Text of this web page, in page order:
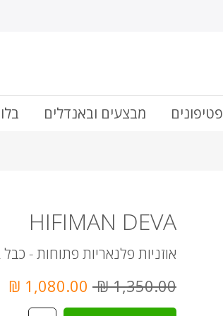
פטיפונים מבצעים ובאנדלים
HIFIMAN DEVA
אוזניות פלנאריות פתוחות -
1,350.00 ₪
1,080.00 ₪